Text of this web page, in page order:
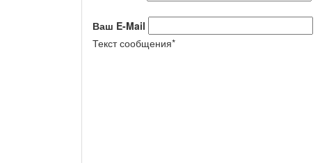
Ваш E-Mail
Текст сообщения*